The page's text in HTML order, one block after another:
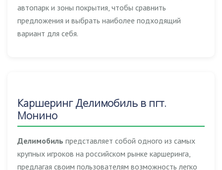
автопарк и зоны покрытия, чтобы сравнить
предложения и выбрать наиболее подходящий
вариант для себя.
Каршеринг Делимобиль в пгт.
Монино
Делимобиль представляет собой одного из самых
крупных игроков на российском рынке каршеринга,
предлагая своим пользователям возможность легко